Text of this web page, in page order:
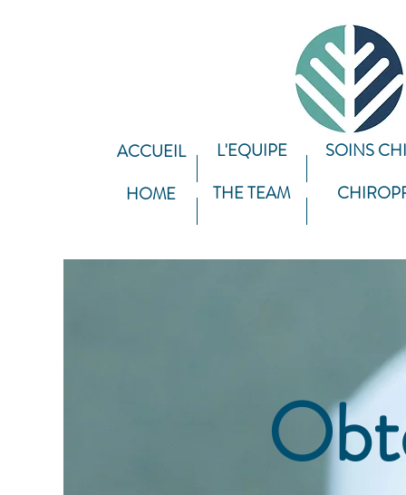
ACCUEIL L'EQUIPE
SOINS
HOME
THE TEAM